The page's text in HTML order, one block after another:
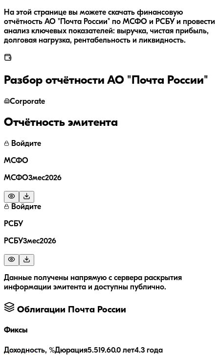
На этой странице вы можете скачать финансовую
отчётность АО "Почта России" по МСФО и РСБУ и провести
анализ ключевых показателей: выручка, чистая прибыль,
долговая нагрузка, рентабельность и ликвидность.
Разбор отчётности АО "Почта России"
Corporate
Отчётность эмитента
Войдите
МСФО
МСФО3мес2026
Войдите
РСБУ
РСБУ3мес2026
Данные получены напрямую с сервера раскрытия
информации эмитента и доступны публично.
Облигации Почта России
Фиксы
Доходность, %Дюрация5.519.60.0 лет4.3 года